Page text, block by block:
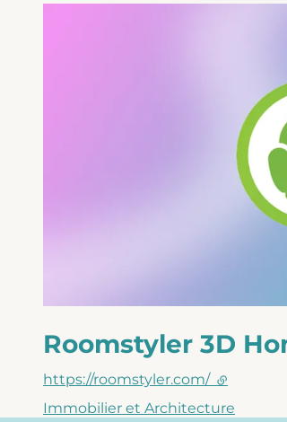
Roomstyler 3D
https://roomstyler.com/ (lien
Immobilier et Architecture